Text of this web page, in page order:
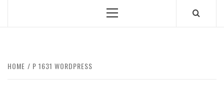
Primary
HOME P 1631 WORDPRESS